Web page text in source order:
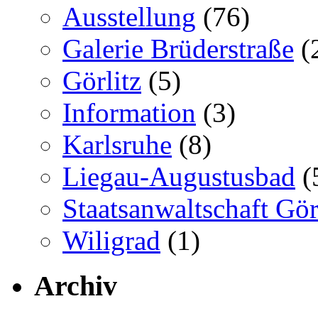
Ausstellung (76)
Galerie Brüderstraße
Görlitz (5)
Information (3)
Karlsruhe (8)
Liegau-Augustusbad
Staatsanwaltschaft
Wiligrad (1)
Archiv